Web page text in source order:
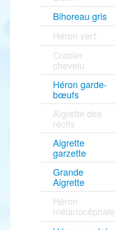
Bihoreau gris
Héron vert
Crabier
chevelu
Héron garde-
bœufs
Aigrette des
récifs
Aigrette
garzette
Grande
Aigrette
Héron
mélanocéphale